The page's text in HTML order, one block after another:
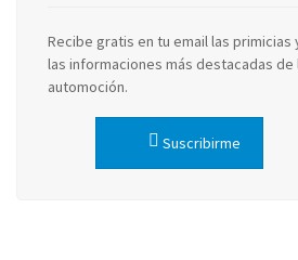
Recibe gratis en tu email las primicias
las informaciones más destacadas de
automoción.
Suscribirme